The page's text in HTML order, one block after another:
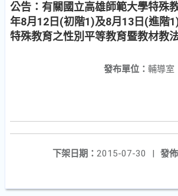
公告：有關國立高雄師範大學特殊
年8月12日(初階1)及8月13日(進階
特殊教育之性別平等教育暨教材教
發布單位： 輔導室
發
下架日期： 2015-07-30
|